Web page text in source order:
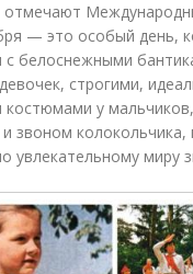
отмечают
— это особый день,
с белоснежными
строгими,
у
звоном
увлекательному миру